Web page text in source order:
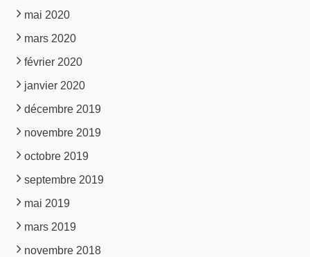
mai 2020
mars 2020
février 2020
janvier 2020
décembre 2019
novembre 2019
octobre 2019
septembre 2019
mai 2019
mars 2019
novembre 2018